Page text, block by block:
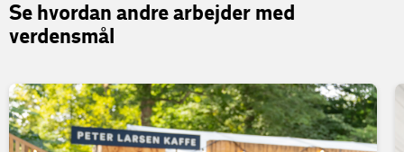
Se hvordan andre arbejder med
verdensmål